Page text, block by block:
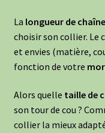
La longueur de chaîne
choisir son collier. Le
et envies (matière,
fonction de votre
Alors quelle taille de
son tour de cou ?
collier la mieux